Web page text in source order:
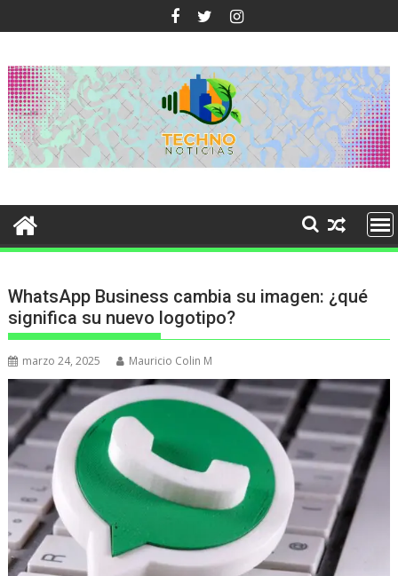
al
WhatsApp Business cambia su imagen: ¿qué
significa su nuevo logotipo?
marzo 24, 2025 Mauricio Colin M